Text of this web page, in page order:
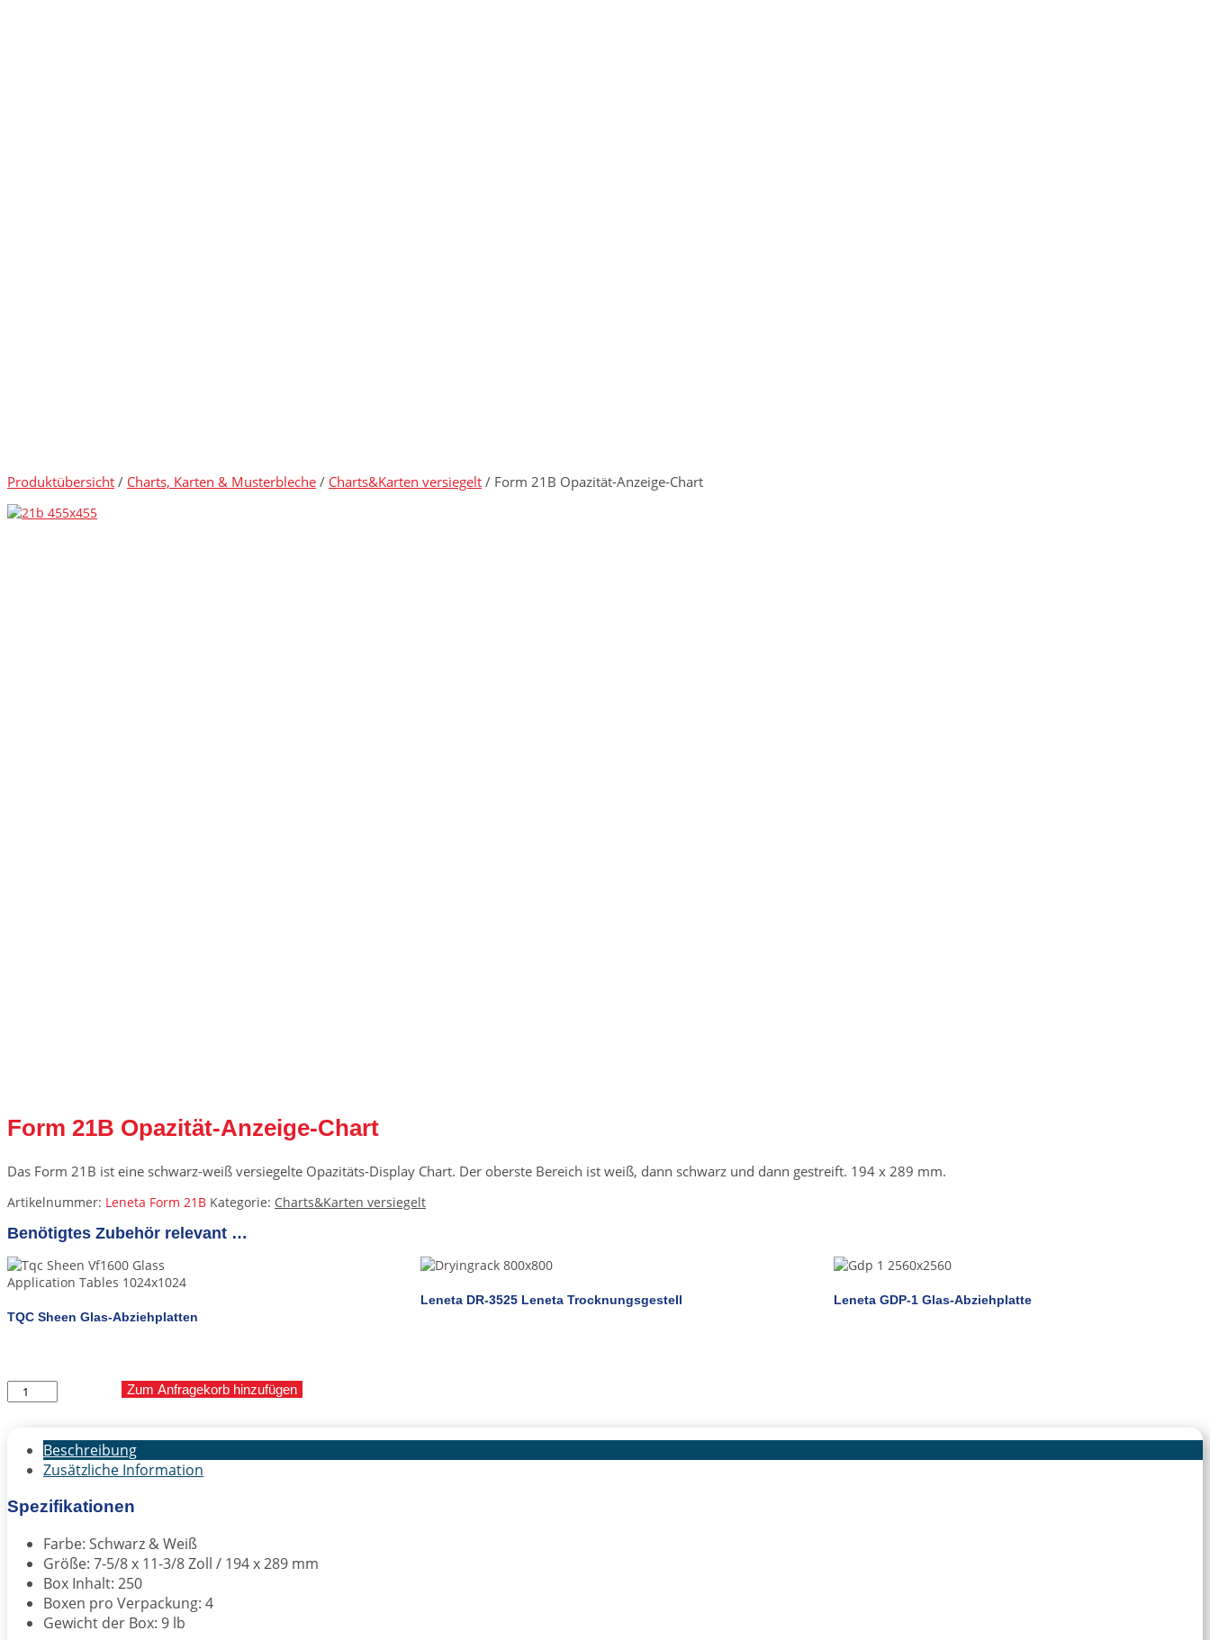
Produktübersicht / Charts, Karten & Musterbleche / Charts&Karten versiegelt / Form 21B Opazität-Anzeige-Chart
Form 21B Opazität-Anzeige-Chart
Das Form 21B ist eine schwarz-weiß versiegelte Opazitäts-Display Chart. Der oberste Bereich ist weiß, dann schwarz und dann gestreift. 194 x 289 mm.
Artikelnummer: Leneta Form 21B Kategorie: Charts&Karten versiegelt
Benötigtes Zubehör relevant …
TQC Sheen Glas-Abziehplatten
Leneta DR-3525 Leneta Trocknungsgestell Leneta GDP-1 Glas-Abziehplatte
Form
21B
Anzeige-
Chart
Menge
Zum Anfragekorb hinzufügen
Beschreibung
Zusätzliche Information
Spezifikationen
Farbe: Schwarz & Weiß
Größe: 7-5/8 x 11-3/8 Zoll / 194 x 289 mm
Box Inhalt: 250
Boxen pro Verpackung: 4
Gewicht der Box: 9 lb